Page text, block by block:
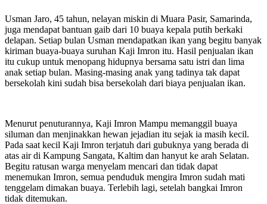
Usman Jaro, 45 tahun, nelayan miskin di Muara Pasir, Samarinda,
juga mendapat bantuan gaib dari 10 buaya kepala putih berkaki
delapan. Setiap bulan Usman mendapatkan ikan yang begitu banyak
kiriman buaya-buaya suruhan Kaji Imron itu. Hasil penjualan ikan
itu cukup untuk menopang hidupnya bersama satu istri dan lima
anak setiap bulan. Masing-masing anak yang tadinya tak dapat
bersekolah kini sudah bisa bersekolah dari biaya penjualan ikan.
Menurut penuturannya, Kaji Imron Mampu memanggil buaya
siluman dan menjinakkan hewan jejadian itu sejak ia masih kecil.
Pada saat kecil Kaji Imron terjatuh dari gubuknya yang berada di
atas air di Kampung Sangata, Kaltim dan hanyut ke arah Selatan.
Begitu ratusan warga menyelam mencari dan tidak dapat
menemukan Imron, semua penduduk mengira Imron sudah mati
tenggelam dimakan buaya. Terlebih lagi, setelah bangkai Imron
tidak ditemukan.